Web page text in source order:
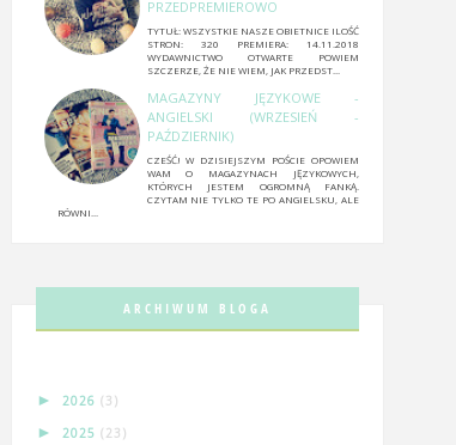
PRZEDPREMIEROWO
TYTUŁ: WSZYSTKIE NASZE OBIETNICE ILOŚĆ
STRON: 320 PREMIERA: 14.11.2018
WYDAWNICTWO OTWARTE POWIEM
SZCZERZE, ŻE NIE WIEM, JAK PRZEDST...
MAGAZYNY JĘZYKOWE -
ANGIELSKI (WRZESIEŃ -
PAŹDZIERNIK)
CZEŚĆ! W DZISIEJSZYM POŚCIE OPOWIEM
WAM O MAGAZYNACH JĘZYKOWYCH,
KTÓRYCH JESTEM OGROMNĄ FANKĄ.
CZYTAM NIE TYLKO TE PO ANGIELSKU, ALE
RÓWNI...
ARCHIWUM BLOGA
► 2026 (3)
► 2025 (23)